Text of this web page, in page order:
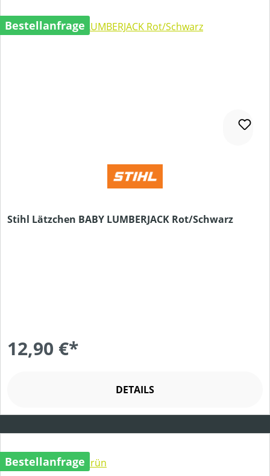
Bestellanfrage
Stihl Lätzchen BABY LUMBERJACK Rot/Schwarz
12,90 €*
DETAILS
Bestellanfrage